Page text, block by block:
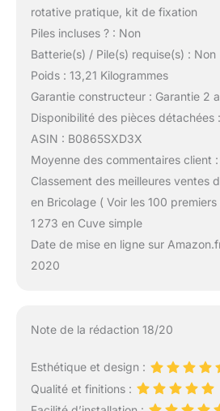
rotative pratique, kit de fixation
Piles incluses ? : Non
Batterie(s) / Pile(s) requise(s) : Non
Poids : 13,21 Kilogrammes
Garantie constructeur : Garantie 2
Disponibilité des pièces détachées
ASIN : B0865SXD3X
Moyenne des commentaires client
Classement des meilleures ventes
en Bricolage ( Voir les 100
1 273 en Cuve simple
Date de mise en ligne sur
2020
Note de la rédaction 18/20
Esthétique et design :
Qualité et finitions :